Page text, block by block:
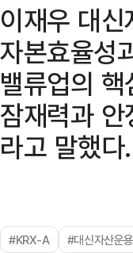
이재우 대
자본효율성
밸류업의
잠재력과
라고 말했다.
#KRX-A #대신자산운용